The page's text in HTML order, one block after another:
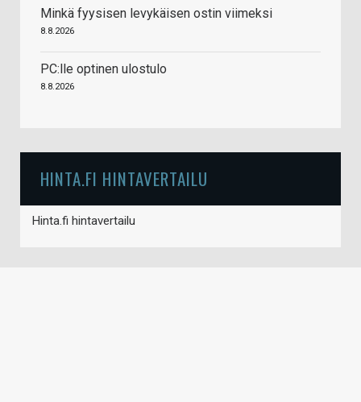
Minkä fyysisen levykäisen ostin viimeksi
8.8.2026
PC:lle optinen ulostulo
8.8.2026
HINTA.FI HINTAVERTAILU
Hinta.fi hintavertailu